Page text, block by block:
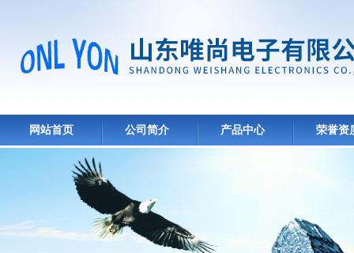
网站首页 公司简介 产品中心 荣誉资